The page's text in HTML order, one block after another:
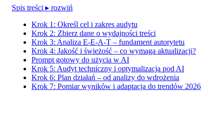
Spis treści ▸ rozwiń
Krok 1: Określ cel i zakres audytu
Krok 2: Zbierz dane o wydajności treści
Krok 3: Analiza E-E-A-T – fundament autorytetu
Krok 4: Jakość i świeżość – co wymaga aktualizacji?
Prompt gotowy do użycia w AI
Krok 5: Audyt techniczny i optymalizacja pod AI
Krok 6: Plan działań – od analizy do wdrożenia
Krok 7: Pomiar wyników i adaptacja do trendów 2026